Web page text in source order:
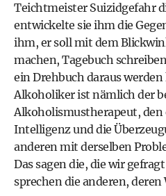
Teichtmeister Suizidgefahr
entwickelte sie ihm die
ihm, er soll mit dem
machen, Tagebuch
ein Drehbuch daraus
Alkoholiker ist nämlich der
Alkoholismustherapeut, den
Intelligenz und die
anderen mit derselben
Das sagen die, die wir
sprechen die anderen,